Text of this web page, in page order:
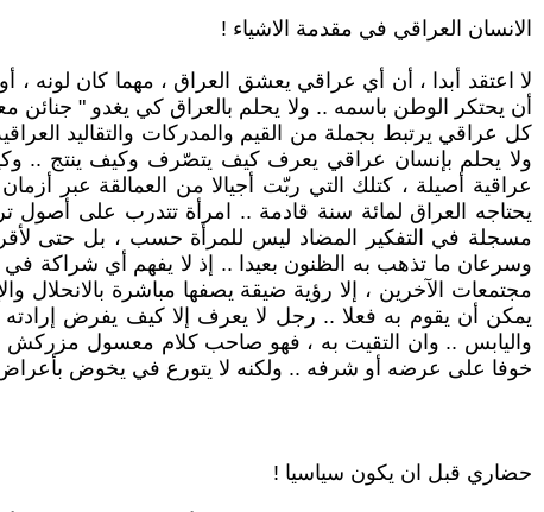
الانسان العراقي في مقدمة الاشياء !
لا اعتقد أبدا ، أن أي عراقي يعشق العراق ، مهما كان لونه ،
أن يحتكر الوطن باسمه .. ولا يحلم بالعراق كي يغدو "
كل عراقي يرتبط بجملة من القيم والمدركات والتقاليد
ولا يحلم بإنسان عراقي يعرف كيف يتصّرف وكيف ينتج ..
عراقية أصيلة ، كتلك التي ربّت أجيالا من العمالقة عبر
يحتاجه العراق لمائة سنة قادمة .. امرأة تتدرب على
مسجلة في التفكير المضاد ليس للمرأة حسب ، بل حتى
وسرعان ما تذهب به الظنون بعيدا .. إذ لا يفهم أي شراكة في
مجتمعات الآخرين ، إلا رؤية ضيقة يصفها مباشرة
يمكن أن يقوم به فعلا .. رجل لا يعرف إلا كيف يفرض
واليابس .. وان التقيت به ، فهو صاحب كلام معسول مزركش
خوفا على عرضه أو شرفه .. ولكنه لا يتورع في يخوض
حضاري قبل ان يكون سياسيا !